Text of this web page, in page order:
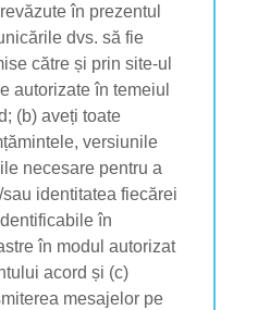
în prezentul
dvs. să fie
către și prin site-ul
autorizate în temeiul
(b) aveți toate
versiunile
necesare pentru a
identitatea fiecărei
în
în modul autorizat
acord și (c)
mesajelor pe